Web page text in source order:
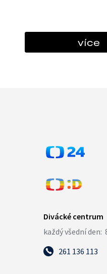
více
261 136 113